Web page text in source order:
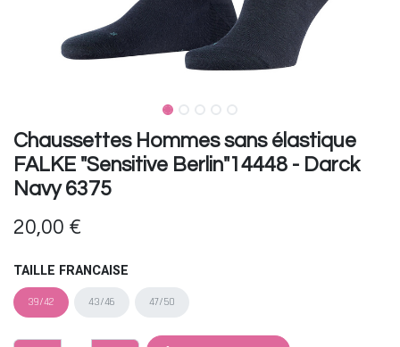
Chaussettes Hommes sans élastique
FALKE "Sensitive Berlin"14448 - Darck
Navy 6375
20,00 €
TAILLE FRANCAISE
39/42 43/46 47/50